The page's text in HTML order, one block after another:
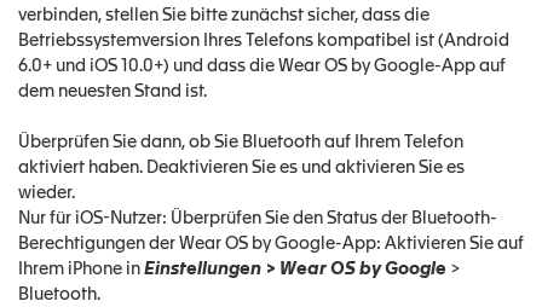
verbinden, stellen Sie bitte zunächst sicher, dass die
Betriebssystemversion Ihres Telefons kompatibel ist (Android
6.0+ und iOS 10.0+) und dass die Wear OS by Google-App auf
dem neuesten Stand ist.
Überprüfen Sie dann, ob Sie Bluetooth auf Ihrem Telefon
aktiviert haben. Deaktivieren Sie es und aktivieren Sie es
wieder.
Nur für iOS-Nutzer: Überprüfen Sie den Status der Bluetooth-
Berechtigungen der Wear OS by Google-App: Aktivieren Sie auf
Ihrem iPhone in Einstellungen > Wear OS by Google >
Bluetooth.